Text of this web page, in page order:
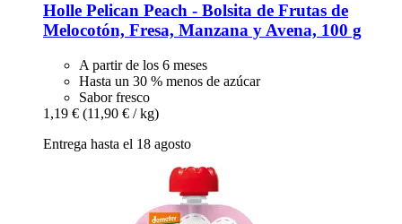
Holle Pelican Peach -​ Bolsita de Frutas de
Melocotón, Fresa, Manzana y Avena, 100 g
A partir de los 6 meses
Hasta un 30 % menos de azúcar
Sabor fresco
1,19 € (11,90 € / kg)
Entrega hasta el 18 agosto